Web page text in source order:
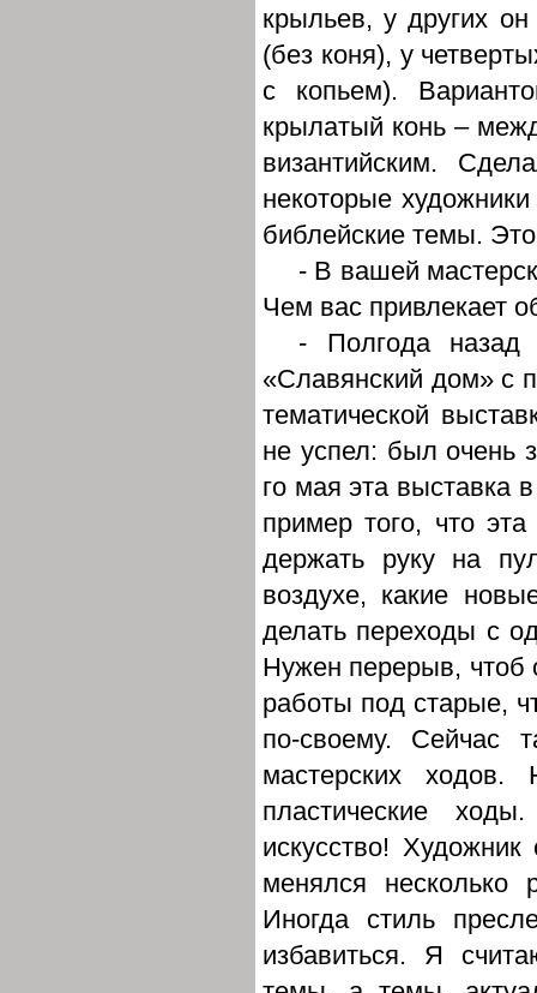
крыльев, у других
(без коня), у
с копьем).
крылатый конь –
византийским.
некоторые
библейские темы.
- В вашей
Чем вас привлекает
- Полгода назад
«Славянский дом» с
тематической
не успел: был очень
го мая эта выставка
пример того, что
держать руку на
воздухе, какие
делать переходы с
Нужен перерыв, чтоб
работы под старые,
по-своему. Сейчас
мастерских
пластические
искусство! Художник
менялся
Иногда стиль
избавиться. Я